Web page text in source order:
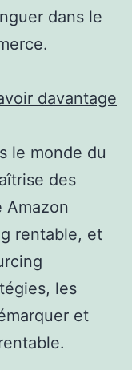
dans le
davantage
le monde du
des
Amazon
rentable, et
les
et